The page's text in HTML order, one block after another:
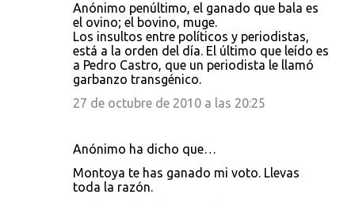
Anónimo penúltimo, el ganado que bala es
el ovino; el bovino, muge.
Los insultos entre políticos y periodistas,
está a la orden del día. El último que leído es
a Pedro Castro, que un periodista le llamó
garbanzo transgénico.
27 de octubre de 2010 a las 20:25
Anónimo ha dicho que…
Montoya te has ganado mi voto. Llevas
toda la razón.